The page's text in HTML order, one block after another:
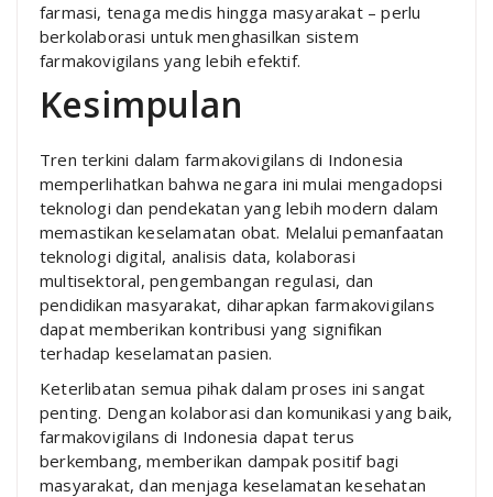
farmasi, tenaga medis hingga masyarakat – perlu
berkolaborasi untuk menghasilkan sistem
farmakovigilans yang lebih efektif.
Kesimpulan
Tren terkini dalam farmakovigilans di Indonesia
memperlihatkan bahwa negara ini mulai mengadopsi
teknologi dan pendekatan yang lebih modern dalam
memastikan keselamatan obat. Melalui pemanfaatan
teknologi digital, analisis data, kolaborasi
multisektoral, pengembangan regulasi, dan
pendidikan masyarakat, diharapkan farmakovigilans
dapat memberikan kontribusi yang signifikan
terhadap keselamatan pasien.
Keterlibatan semua pihak dalam proses ini sangat
penting. Dengan kolaborasi dan komunikasi yang baik,
farmakovigilans di Indonesia dapat terus
berkembang, memberikan dampak positif bagi
masyarakat, dan menjaga keselamatan kesehatan